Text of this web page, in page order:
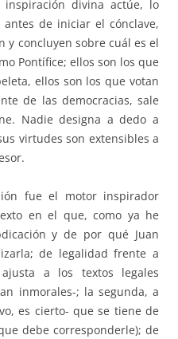
divina actúe, lo
de iniciar el cónclave,
y concluyen sobre cuál es el
Pontífice; ellos son los que
ellos son los que votan
de las democracias, sale
Nadie designa a dedo a
virtudes son extensibles a
fue el motor inspirador
en el que, como ya he
y de por qué Juan
de legalidad frente a
a los textos legales
inmorales-; la segunda, a
es cierto- que se tiene de
debe corresponderle); de